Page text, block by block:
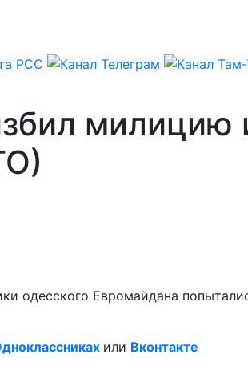
милицию
одесского Евромайдана
или Вконтакте